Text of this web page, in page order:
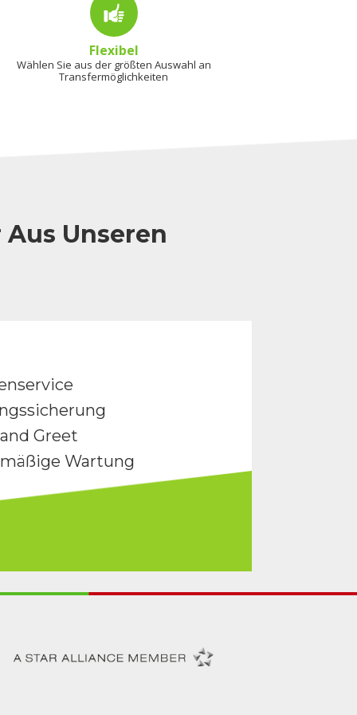
Flexibel
Wählen Sie aus der größten Auswahl an
Transfermöglichkeiten
Unseren
Greet
Wartung